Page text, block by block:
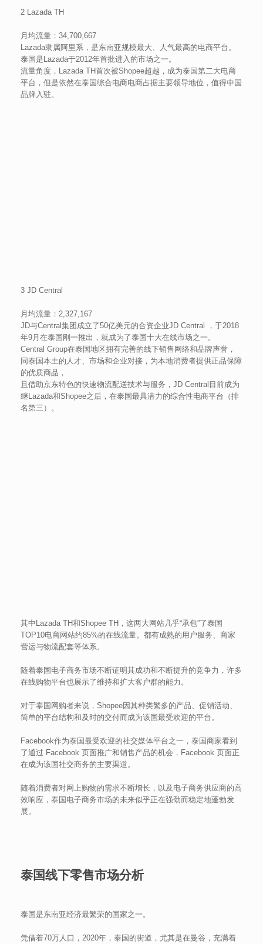
2 Lazada TH
月均流量：34,700,667
Lazada隶属阿里系，是东南亚规模最大、人气最高的电商平台。
泰国是Lazada于2012年首批进入的市场之一。
流量角度，Lazada TH首次被Shopee超越，成为泰国第二大电商
平台，但是依然在泰国综合电商电商占据主要领导地位，值得中国
品牌入驻。
3 JD Central
月均流量：2,327,167
JD与Central集团成立了50亿美元的合资企业JD Central ，于2018
年9月在泰国刚一推出，就成为了泰国十大在线市场之一。
Central Group在泰国地区拥有完善的线下销售网络和品牌声誉，
同泰国本土的人才、市场和企业对接，为本地消费者提供正品保障
的优质商品，
且借助京东特色的快速物流配送技术与服务，JD Central目前成为
继Lazada和Shopee之后，在泰国最具潜力的综合性电商平台（排
名第三）。
其中Lazada TH和Shopee TH，这两大网站几乎“承包”了泰国
TOP10电商网站约85%的在线流量。都有成熟的用户服务、商家
营运与物流配套等体系。
随着泰国电子商务市场不断证明其成功和不断提升的竞争力，许多
在线购物平台也展示了维持和扩大客户群的能力。
对于泰国网购者来说，Shopee因其种类繁多的产品、促销活动、
简单的平台结构和及时的交付而成为该国最受欢迎的平台。
Facebook作为泰国最受欢迎的社交媒体平台之一，泰国商家看到
了通过 Facebook 页面推广和销售产品的机会，Facebook 页面正
在成为该国社交商务的主要渠道。
随着消费者对网上购物的需求不断增长，以及电子商务供应商的高
效响应，泰国电子商务市场的未来似乎正在强劲而稳定地蓬勃发
展。
泰国线下零售市场分析
泰国是东南亚经济最繁荣的国家之一。
凭借着70万人口，2020年，泰国的街道，尤其是在曼谷，充满着